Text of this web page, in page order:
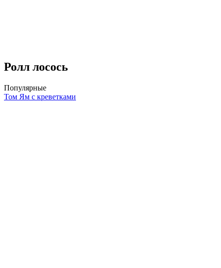
Ролл лосось
Популярные
Том Ям с креветками